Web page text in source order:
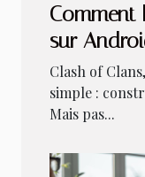
Comment
sur
Clash of
simple :
Mais pas...